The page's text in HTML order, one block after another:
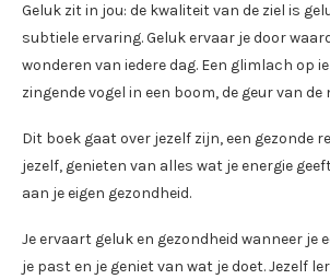
Geluk zit in jou: de kwaliteit van de ziel is
subtiele ervaring. Geluk ervaar je door
wonderen van iedere dag. Een glimlach op
zingende vogel in een boom, de geur van de
Dit boek gaat over jezelf zijn, een gezonde
jezelf, genieten van alles wat je energie
aan je eigen gezondheid.
Je ervaart geluk en gezondheid wanneer je
je past en je geniet van wat je doet. Jezelf